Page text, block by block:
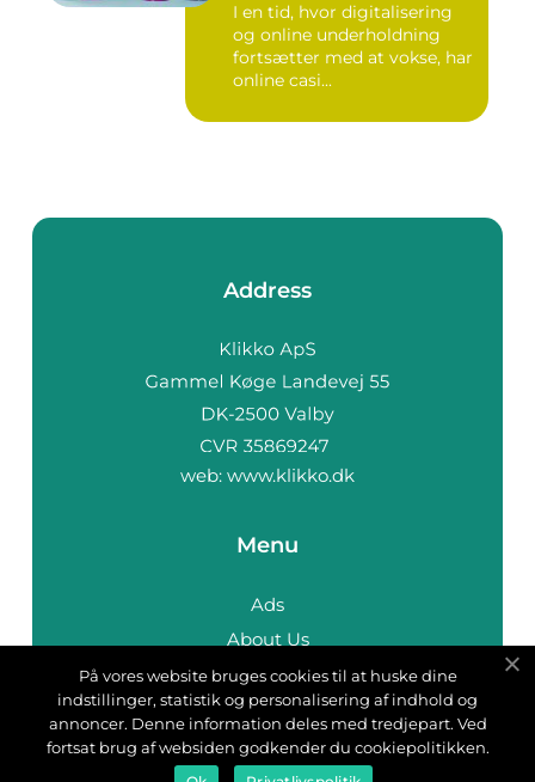
I en tid, hvor digitalisering
og online underholdning
fortsætter med at vokse, har
online casi...
Address
web: www.klikko.dk
Menu
Ads
About Us
Cookies
Contact
Sitemap
På vores website bruges cookies til at huske dine
indstillinger, statistik og personalisering af indhold og
annoncer. Denne information deles med tredjepart. Ved
fortsat brug af websiden godkender du cookiepolitikken.